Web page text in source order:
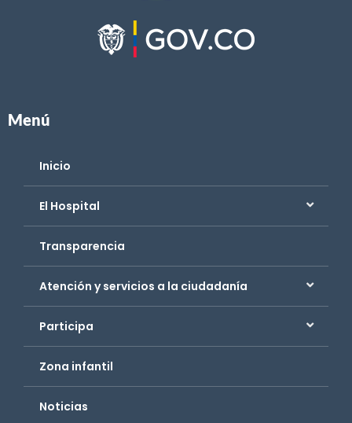
Menú
Inicio
El Hospital
Transparencia
Atención y servicios a la ciudadanía
Participa
Zona infantil
Noticias